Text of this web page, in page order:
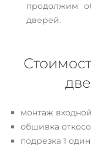
продолжим
дверей.
монтаж
обшивка
подрезка 1